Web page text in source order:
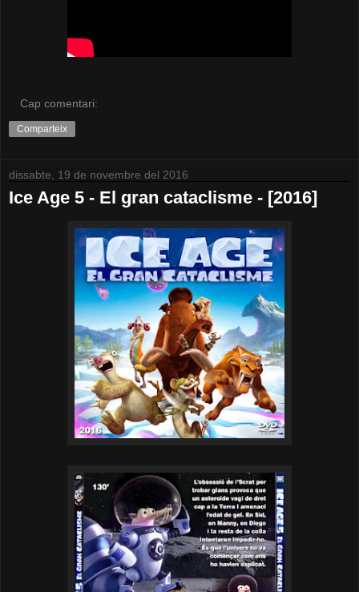
Cap comentari:
Comparteix
dissabte, 19 de novembre del 2016
Ice Age 5 - El gran cataclisme - [2016]